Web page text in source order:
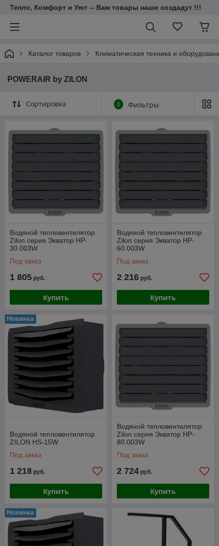
Тепло, Комфорт и Уют -- Вам товары наши создадут !!!
Каталог товаров Климатическая техника и
POWERAIR by ZILON
Сортировка 0 Фильтры
Водяной тепловентилятор
Zilon серия Экватор HP-
30.003W
Под заказ
1 805 руб.
Купить
Водяной тепловентилятор
Zilon серия Экватор HP-
60.003W
Под заказ
2 216 руб.
Купить
Новинка
Водяной тепловентилятор
ZILON HS-15W
Под заказ
1 218 руб.
Купить
Водяной тепловентилятор
Zilon серия Экватор HP-
80.003W
Под заказ
2 724 руб.
Купить
Новинка